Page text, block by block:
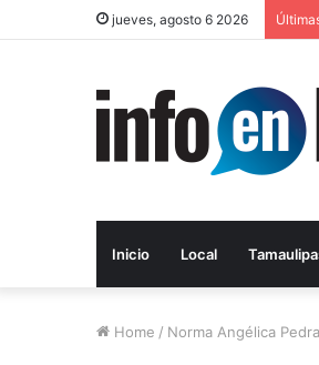
jueves, agosto 6 2026
Inicio Local
Home / Norma Angélica